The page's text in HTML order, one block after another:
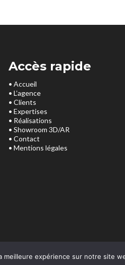
Accès rapide
• Accueil
• L’agence
• Clients
• Expertises
• Réalisations
• Showroom 3D/AR
• Contact
• Mentions légales
meilleure expérience sur notre site